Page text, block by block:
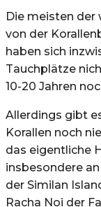
Die meisten der
von der
haben sich
Tauchplätze
10-20 Jahren
Allerdings gibt
Korallen noch
das eigentliche
insbesondere
der Similan
Racha Noi der